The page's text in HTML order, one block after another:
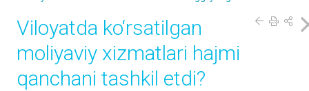
Viloyatda ko‘rsatilgan
moliyaviy xizmatlari hajmi
qanchani tashkil etdi?